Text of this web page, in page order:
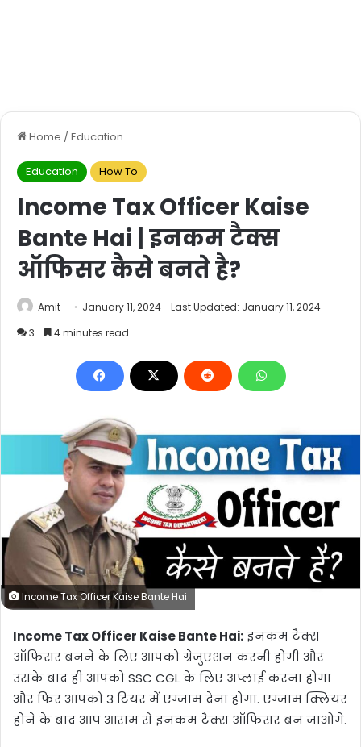
Home / Education
Education How To
Income Tax Officer Kaise
Bante Hai | इनकम टैक्स
ऑफिसर कैसे बनते है?
Amit January 11, 2024
Last Updated: January 11, 2024
3
4 minutes read
Income Tax Officer Kaise Bante Hai
Income Tax Officer Kaise Bante Hai:इनकम टैक्स
ऑफिसर बनने के लिए आपको ग्रेजुएशन करनी होगी और
उसके बाद ही आपको SSC CGL के लिए अप्लाई करना होगा
और फिर आपको 3 टियर में एग्जाम देना होगा. एग्जाम क्लियर
होने के बाद आप आराम से इनकम टैक्स ऑफिसर बन जाओगे.